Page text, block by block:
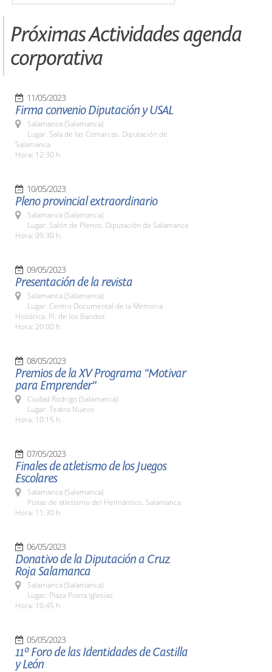
Próximas Actividades agenda
corporativa
11/05/2023
Firma convenio Diputación y USAL
Salamanca (Salamanca)
Lugar: Sala de las Comarcas. Diputación de
Salamanca
Hora: 12:30 h.
10/05/2023
Pleno provincial extraordinario
Salamanca (Salamanca)
Lugar: Salón de Plenos. Diputación de Salamanca
Hora: 09:30 h.
09/05/2023
Presentación de la revista
Salamanca (Salamanca)
Lugar: Centro Documental de la Memoria
Histórica. Pl. de los Bandos
Hora: 20:00 h.
08/05/2023
Premios de la XV Programa "Motivar
para Emprender"
Ciudad Rodrigo (Salamanca)
Lugar: Teatro Nuevo
Hora: 10:15 h.
07/05/2023
Finales de atletismo de los Juegos
Escolares
Salamanca (Salamanca)
Pistas de atletismo del Helmántico. Salamanca
Hora: 11:30 h.
06/05/2023
Donativo de la Diputación a Cruz
Roja Salamanca
Salamanca (Salamanca)
Lugar: Plaza Poeta Iglesias
Hora: 10:45 h.
05/05/2023
11º Foro de las Identidades de Castilla
y León